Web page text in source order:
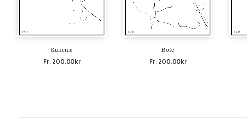
Runemo
Fr. 200.00kr
Böle
Fr. 200.00kr